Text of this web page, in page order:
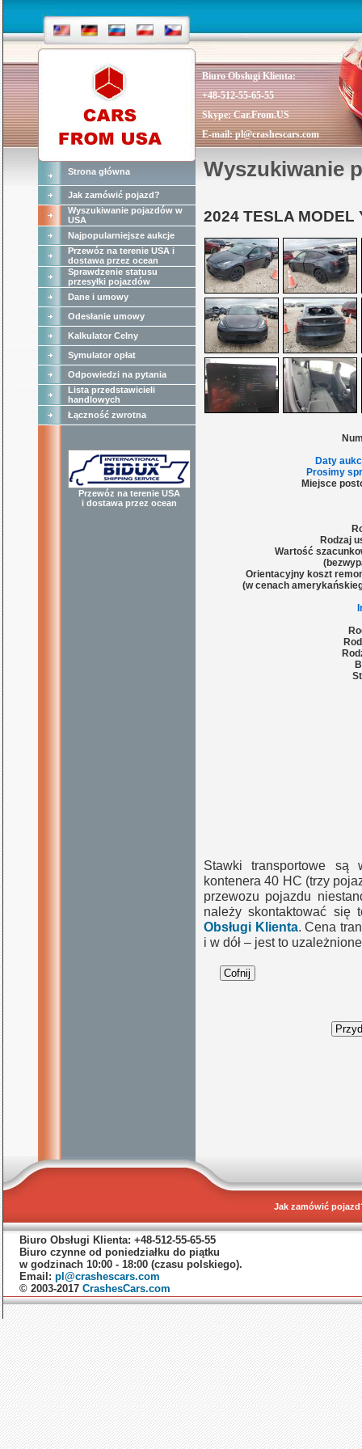
Biuro Obsługi Klienta:
+48-512-55-65-55
Skype:Car.From.US
E-mail:pl@crashescars.com
Strona główna
Jak zamówić pojazd?
Wyszukiwanie pojazdów w
USA
Najpopularniejsze aukcje
Przewóz na terenie USA i
dostawa przez ocean
Sprawdzenie statusu
przesyłki pojazdów
Dane i umowy
Odesłanie umowy
Kalkulator Celny
Symulator opłat
Odpowiedzi na pytania
Lista przedstawicieli
handlowych
Łączność zwrotna
Przewóz na terenie USA
i dostawa przez ocean
Wyszukiwanie
2024 TESLA MODEL
Daty
Prosimy
Miejsce
Rodzaj
Wartość
Orientacyjny koszt
(w cenach
Stawki transportowe są
kontenera 40 HC (trzy
przewozu pojazdu
należy skontaktować
Obsługi Klienta. Cena
i w dół – jest to
Jak zamówić
Biuro Obsługi Klienta: +48-512-55-65-55
Biuro czynne od poniedziałku do piątku
w godzinach 10:00 - 18:00 (czasu polskiego).
Email: pl@crashescars.com
© 2003-2017 CrashesCars.com